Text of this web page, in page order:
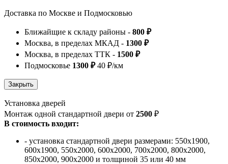
Доставка по Москве и Подмосковью
Ближайщие к складу районы - 800 ₽
Москва, в пределах МКАД - 1300 ₽
Москва, в пределах ТТК - 1500 ₽
Подмосковье 1300 ₽40 ₽/км
Установка дверей
Монтаж одной стандартной двери от 2500 ₽
В стоимость входит:
- установка стандартной двери размерами: 550х1900,
600х1900, 550х2000, 600х2000, 700х2000, 800х2000,
850х2000, 900х2000 и толщиной 35 или 40 мм